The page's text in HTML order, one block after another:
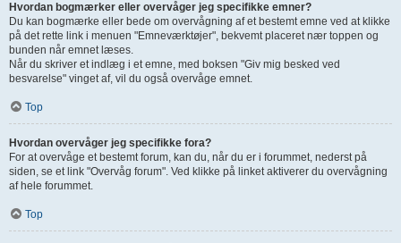
Hvordan bogmærker eller overvåger jeg specifikke emner?
Du kan bogmærke eller bede om overvågning af et bestemt emne ved at klikke
på det rette link i menuen "Emneværktøjer", bekvemt placeret nær toppen og
bunden når emnet læses.
Når du skriver et indlæg i et emne, med boksen "Giv mig besked ved
besvarelse" vinget af, vil du også overvåge emnet.
Top
Hvordan overvåger jeg specifikke fora?
For at overvåge et bestemt forum, kan du, når du er i forummet, nederst på
siden, se et link "Overvåg forum". Ved klikke på linket aktiverer du overvågning
af hele forummet.
Top